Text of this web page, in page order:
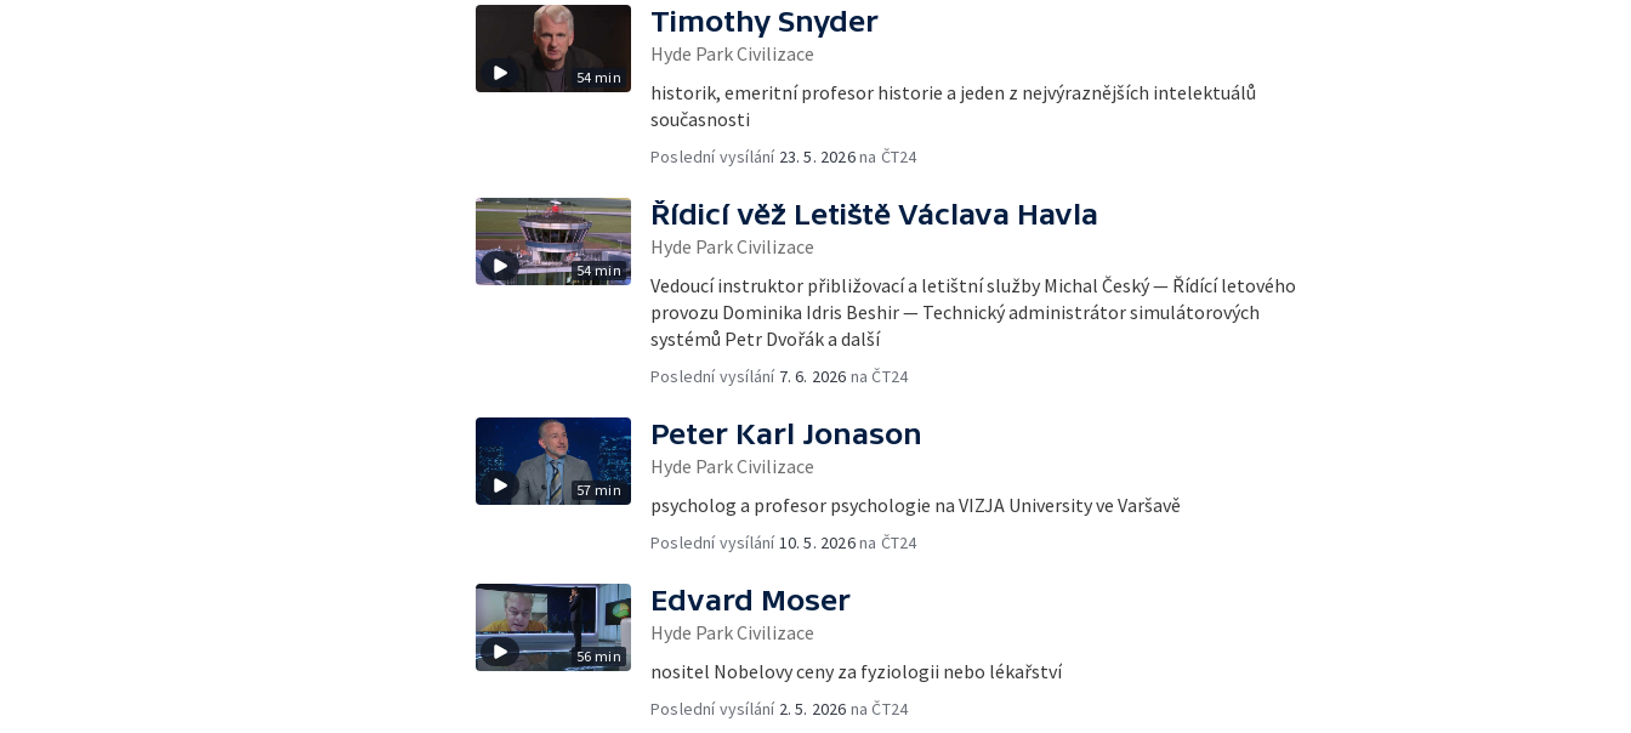
54 min
Timothy Snyder
Hyde Park Civilizace
historik, emeritní profesor historie a jeden z nejvýraznějších intelektuálů
současnosti
Poslední vysílání 23. 5. 2026na ČT24
54 min
Řídicí věž Letiště Václava Havla
Hyde Park Civilizace
Vedoucí instruktor přibližovací a letištní služby Michal Český — Řídící letového
provozu Dominika Idris Beshir — Technický administrátor simulátorových
systémů Petr Dvořák a další
Poslední vysílání 7. 6. 2026 na ČT24
57 min
Peter Karl Jonason
Hyde Park Civilizace
psycholog a profesor psychologie na VIZJA University ve Varšavě
Poslední vysílání 10. 5. 2026na ČT24
56 min
Edvard Moser
Hyde Park Civilizace
nositel Nobelovy ceny za fyziologii nebo lékařství
Poslední vysílání 2. 5. 2026 na ČT24